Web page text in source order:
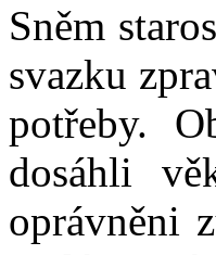
Sněm
svazku
potřeby.
dosáhli
oprávněni